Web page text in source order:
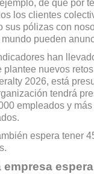
de que por
los clientes
sus pólizas con
pueden
han
nuevos
2026, está
tendrá
empleados y
espera tener
empresa